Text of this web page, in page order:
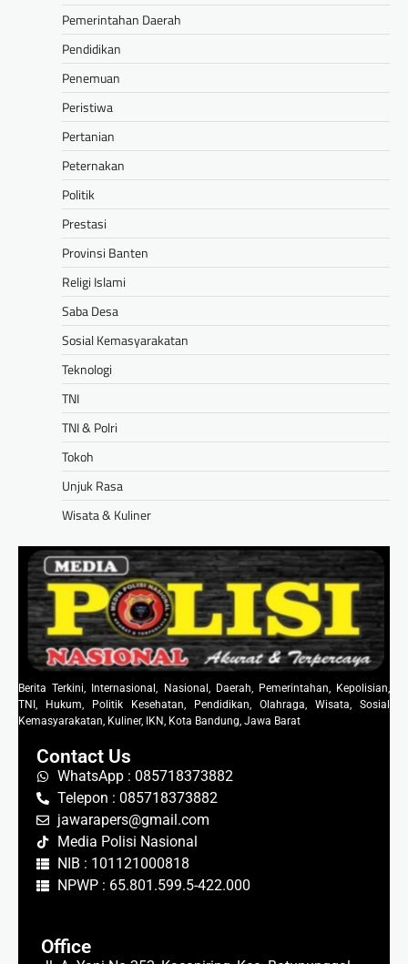
Pemerintahan Daerah
Pendidikan
Penemuan
Peristiwa
Pertanian
Peternakan
Politik
Prestasi
Provinsi Banten
Religi Islami
Saba Desa
Sosial Kemasyarakatan
Teknologi
TNI
TNI & Polri
Tokoh
Unjuk Rasa
Wisata & Kuliner
Berita Terkini, Internasional, Nasional, Daerah, Pemerintahan, Kepolisian,
TNI, Hukum, Politik Kesehatan, Pendidikan, Olahraga, Wisata, Sosial
Kemasyarakatan, Kuliner, IKN, Kota Bandung, Jawa Barat
Contact Us
WhatsApp : 085718373882
Telepon : 085718373882
jawarapers@gmail.com
Media Polisi Nasional
NIB : 101121000818
NPWP : 65.801.599.5-422.000
Office